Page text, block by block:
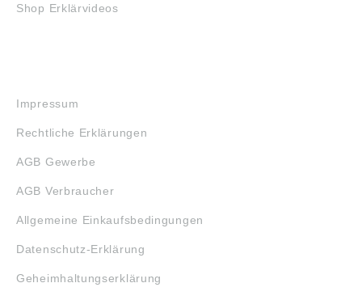
Shop Erklärvideos
Impressum
Rechtliche Erklärungen
AGB Gewerbe
AGB Verbraucher
Allgemeine Einkaufsbedingungen
Datenschutz-Erklärung
Geheimhaltungserklärung